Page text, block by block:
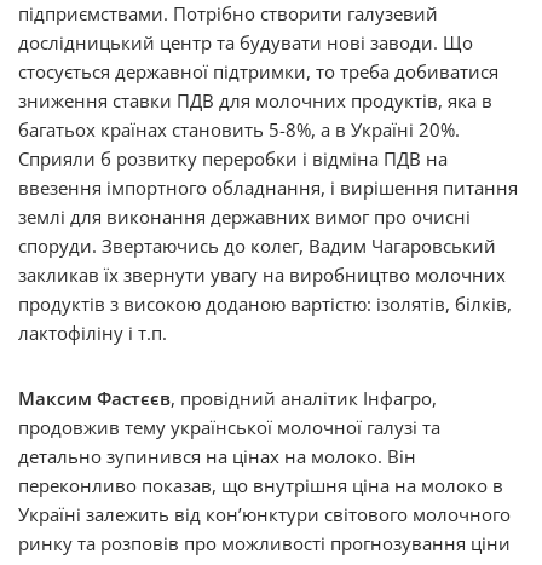
підприємствами. Потрібно створити галузевий
дослідницький центр та будувати нові заводи. Що
стосується державної підтримки, то треба добиватися
зниження ставки ПДВ для молочних продуктів, яка в
багатьох країнах становить 5-8%, а в Україні 20%.
Сприяли б розвитку переробки і відміна ПДВ на
ввезення імпортного обладнання, і вирішення питання
землі для виконання державних вимог про очисні
споруди. Звертаючись до колег, Вадим Чагаровський
закликав їх звернути увагу на виробництво молочних
продуктів з високою доданою вартістю: ізолятів, білків,
лактофіліну і т.п.
Максим Фастєєв, провідний аналітик Інфагро,
продовжив тему української молочної галузі та
детально зупинився на цінах на молоко. Він
переконливо показав, що внутрішня ціна на молоко в
Україні залежить від кон’юнктури світового молочного
ринку та розповів про можливості прогнозування ціни